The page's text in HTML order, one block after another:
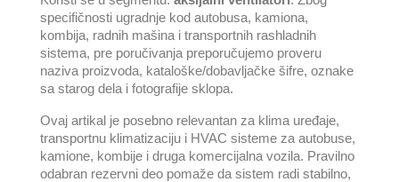
specifičnosti ugradnje kod autobusa, kamiona,
kombija, radnih mašina i transportnih rashladnih
sistema, pre poručivanja preporučujemo proveru
naziva proizvoda, kataloške/dobavljačke šifre, oznake
sa starog dela i fotografije sklopa.
Ovaj artikal je posebno relevantan za klima uređaje,
transportnu klimatizaciju i HVAC sisteme za autobuse,
kamione, kombije i druga komercijalna vozila. Pravilno
odabran rezervni deo pomaže da sistem radi stabilno,